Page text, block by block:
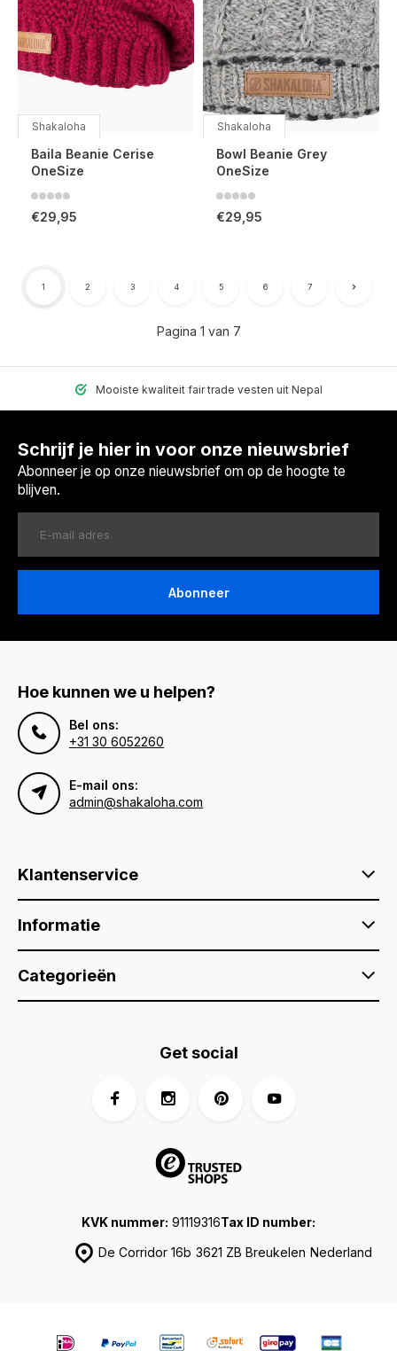
Shakaloha
Baila Beanie Cerise
OneSize
€29,95
Shakaloha
Bowl Beanie Grey
OneSize
€29,95
Pagina 1 van 7
1 2 3 4 5 6 7
Mooiste kwaliteit fair trade vesten uit Nepal
Schrijf je hier in voor onze nieuwsbrief
Abonneer je op onze nieuwsbrief om op de hoogte te
blijven.
Abonneer
Hoe kunnen we u helpen?
Bel ons:
+31 30 6052260
E-mail ons:
admin@shakaloha.com
Klantenservice
Informatie
Categorieën
De Corridor 16b 3621 ZB Breukelen Nederland
KVK nummer: 91119316Tax ID number:
Get social